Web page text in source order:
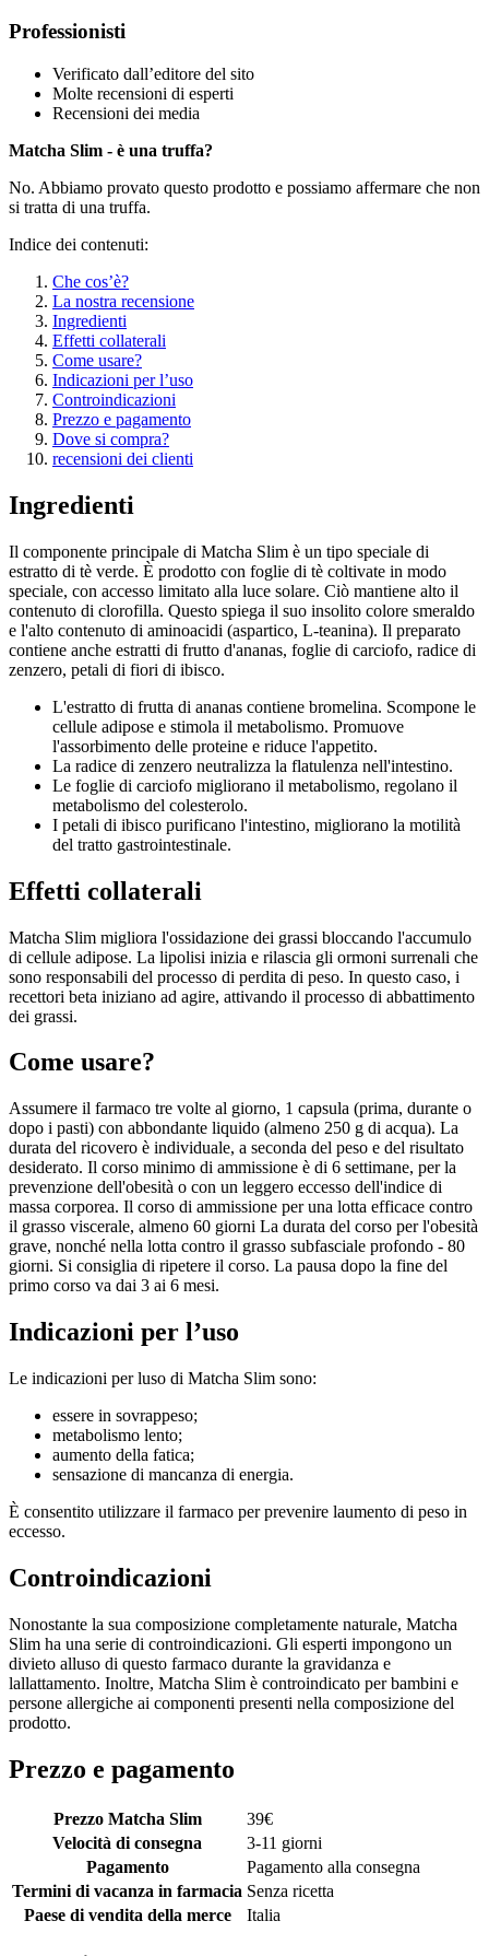
Professionisti
Verificato dall’editore del sito
Molte recensioni di esperti
Recensioni dei media
Matcha Slim - è una truffa?
No. Abbiamo provato questo prodotto e possiamo affermare che non
si tratta di una truffa.
Indice dei contenuti:
Che cos’è?
La nostra recensione
Ingredienti
Effetti collaterali
Come usare?
Indicazioni per l’uso
Controindicazioni
Prezzo e pagamento
Dove si compra?
recensioni dei clienti
Ingredienti
Il componente principale di Matcha Slim è un tipo speciale di
estratto di tè verde. È prodotto con foglie di tè coltivate in modo
speciale, con accesso limitato alla luce solare. Ciò mantiene alto il
contenuto di clorofilla. Questo spiega il suo insolito colore smeraldo
e l'alto contenuto di aminoacidi (aspartico, L-teanina). Il preparato
contiene anche estratti di frutto d'ananas, foglie di carciofo, radice di
zenzero, petali di fiori di ibisco.
L'estratto di frutta di ananas contiene bromelina. Scompone le
cellule adipose e stimola il metabolismo. Promuove
l'assorbimento delle proteine ​​e riduce l'appetito.
La radice di zenzero neutralizza la flatulenza nell'intestino.
Le foglie di carciofo migliorano il metabolismo, regolano il
metabolismo del colesterolo.
I petali di ibisco purificano l'intestino, migliorano la motilità
del tratto gastrointestinale.
Effetti collaterali
Matcha Slim migliora l'ossidazione dei grassi bloccando l'accumulo
di cellule adipose. La lipolisi inizia e rilascia gli ormoni surrenali che
sono responsabili del processo di perdita di peso. In questo caso, i
recettori beta iniziano ad agire, attivando il processo di abbattimento
dei grassi.
Come usare?
Assumere il farmaco tre volte al giorno, 1 capsula (prima, durante o
dopo i pasti) con abbondante liquido (almeno 250 g di acqua). La
durata del ricovero è individuale, a seconda del peso e del risultato
desiderato. Il corso minimo di ammissione è di 6 settimane, per la
prevenzione dell'obesità o con un leggero eccesso dell'indice di
massa corporea. Il corso di ammissione per una lotta efficace contro
il grasso viscerale, almeno 60 giorni La durata del corso per l'obesità
grave, nonché nella lotta contro il grasso subfasciale profondo - 80
giorni. Si consiglia di ripetere il corso. La pausa dopo la fine del
primo corso va dai 3 ai 6 mesi.
Indicazioni per l’uso
Le indicazioni per luso di Matcha Slim sono:
essere in sovrappeso;
metabolismo lento;
aumento della fatica;
sensazione di mancanza di energia.
È consentito utilizzare il farmaco per prevenire laumento di peso in
eccesso.
Controindicazioni
Nonostante la sua composizione completamente naturale, Matcha
Slim ha una serie di controindicazioni. Gli esperti impongono un
divieto alluso di questo farmaco durante la gravidanza e
lallattamento. Inoltre, Matcha Slim è controindicato per bambini e
persone allergiche ai componenti presenti nella composizione del
prodotto.
Prezzo e pagamento
Prezzo Matcha Slim 39€
Velocità di consegna
3-11 giorni
Pagamento
Pagamento alla consegna
Termini di vacanza in farmacia Senza ricetta
Paese di vendita della merce
Italia